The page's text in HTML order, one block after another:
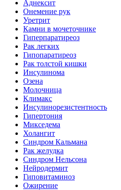
Аднексит
Онемение рук
Уретрит
Камни в мочеточнике
Гиперпаратиреоз
Рак легких
Гипопаратиреоз
Рак толстой кишки
Инсулинома
Озена
Молочница
Климакс
Инсулинорезистентность
Гипертония
Микседема
Холангит
Синдром Кальмана
Рак желудка
Синдром Нельсона
Нейродермит
Гиповитаминоз
Ожирение